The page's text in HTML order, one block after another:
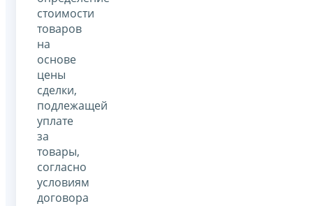
стоимости
товаров
на
основе
цены
сделки,
подлежащей
уплате
за
товары,
согласно
условиям
договора